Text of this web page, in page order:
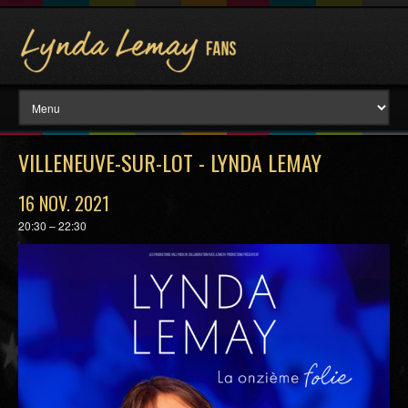
VILLENEUVE-SUR-LOT - LYNDA LEMAY
16 NOV. 2021
20:30 – 22:30